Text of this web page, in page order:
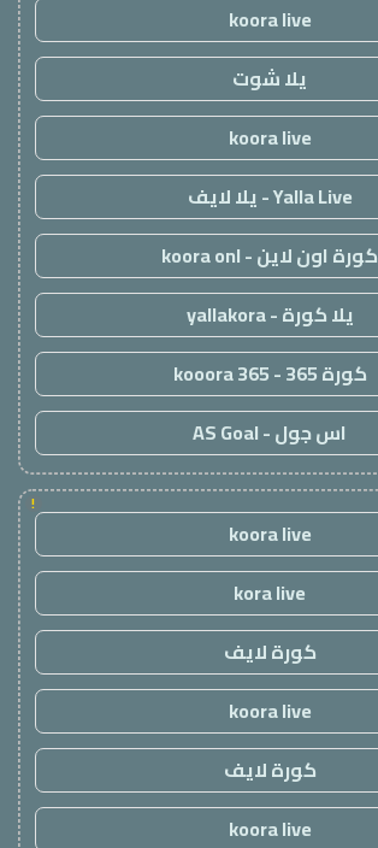
koora live
يلا شوت
koora live
Yalla Live - يلا لايف
كورة اون لاين - koora onl
يلا كورة - yallakora
كورة 365 - kooora 365
اس جول - AS Goal
!
koora live
kora live
كورة لايف
koora live
كورة لايف
koora live